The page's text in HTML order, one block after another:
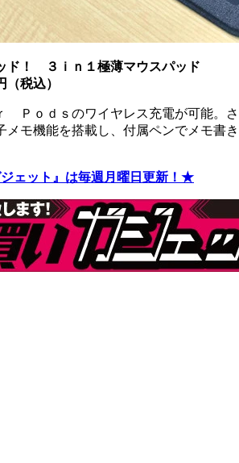
！ ３ｉｎ１極薄マウスパッド
税込）
Ｐｏｄｓのワイヤレス充電が可能。さ
メモ機能を搭載し、付属ペンでメモ書き
ェット』は毎週月曜日更新！★